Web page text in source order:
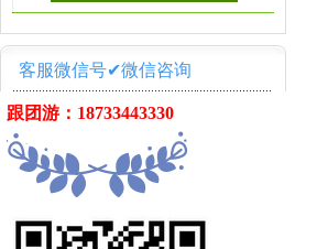
客服微信号✔微信咨询
跟团游：18733443330